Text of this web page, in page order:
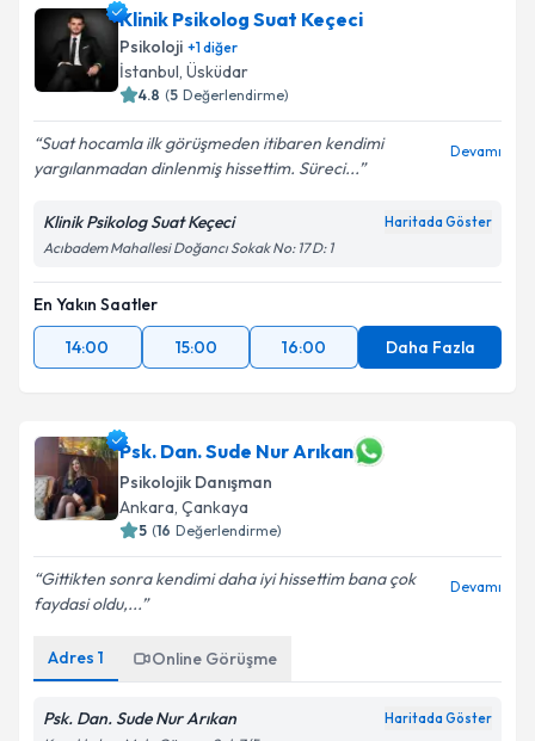
Klinik Psikolog Suat Keçeci
Psikoloji +1diğer
İstanbul, Üsküdar
4.8 (5 Değerlendirme)
Suat hocamla ilk görüşmeden itibaren kendimi
yargılanmadan dinlenmiş hissettim. Süreci...
Devamı
Klinik Psikolog Suat Keçeci Haritada Göster
Acıbadem Mahallesi Doğancı Sokak No: 17 D: 1
En Yakın Saatler
14:00
15:00 16:00 Daha Fazla
Psk. Dan. Sude Nur Arıkan
Psikolojik Danışman
Ankara, Çankaya
5 (16 Değerlendirme)
Gittikten sonra kendimi daha iyi hissettim bana çok
faydasi oldu,...
Devamı
Adres 1 Online Görüşme
Psk. Dan. Sude Nur Arıkan Haritada Göster